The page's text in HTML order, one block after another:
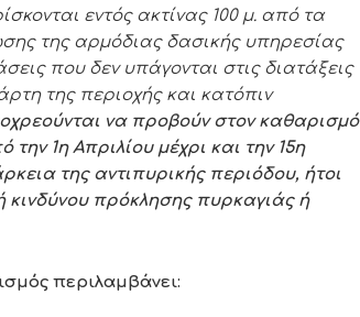
εντός ακτίνας 100 μ. από τα
της αρμόδιας δασικής υπηρεσίας
που δεν υπάγονται στις διατάξεις
της περιοχής και κατόπιν
να προβούν στον καθαρισμό
1η Απριλίου μέχρι και την 15η
της αντιπυρικής περιόδου, ήτοι
πρόκλησης πυρκαγιάς ή
περιλαμβάνει: